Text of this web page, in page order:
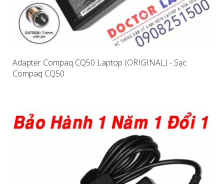
Adapter Compaq CQ50 Laptop (ORIGINAL) - Sạc
Compaq CQ50